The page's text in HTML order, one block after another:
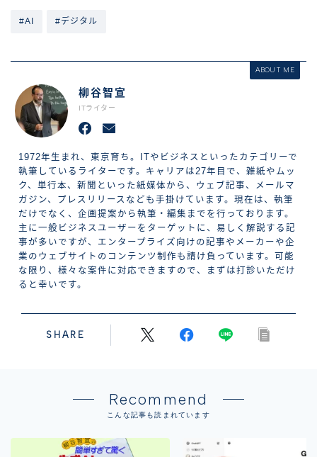
#AI #デジタル
ABOUT ME
柳谷智宣
ITライター
1972年生まれ、東京育ち。ITやビジネスといったカテゴリーで
執筆しているライターです。キャリアは27年目で、雑紙やムッ
ク、単行本、新聞といった紙媒体から、ウェブ記事、メールマ
ガジン、プレスリリースなども手掛けています。現在は、執筆
だけでなく、企画提案から執筆・編集までを行っております。
主に一般ビジネスユーザーをターゲットに、易しく解説する記
事が多いですが、エンタープライズ向けの記事やメーカーや企
業のウェブサイトのコンテンツ制作も請け負っています。可能
な限り、様々な案件に対応できますので、まずは打診いただけ
ると幸いです。
SHARE
Recommend
こんな記事も読まれています